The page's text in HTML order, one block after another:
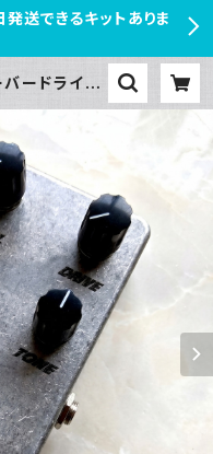
送できるキットありま
ードライブ